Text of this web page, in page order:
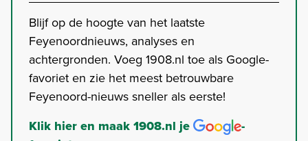
Blijf op de hoogte van het laatste
Feyenoordnieuws, analyses en
achtergronden. Voeg 1908.nl toe als Google-
favoriet en zie het meest betrouwbare
Feyenoord-nieuws sneller als eerste!
Klik hier en maak 1908.nl je
-